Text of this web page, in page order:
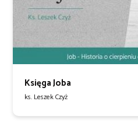
Księga Joba
ks. Leszek Czyż